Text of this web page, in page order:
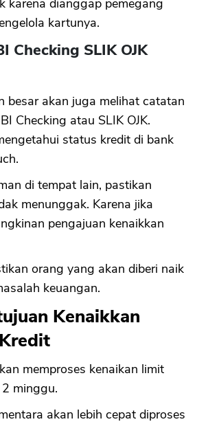
karena dianggap pemegang
kartunya.
Checking SLIK OJK
besar akan juga melihat catatan
Checking atau SLIK OJK.
status kredit di bank
di tempat lain, pastikan
menunggak. Karena jika
pengajuan kenaikkan
orang yang akan diberi naik
keuangan.
Kenaikkan
memproses kenaikan limit
minggu.
akan lebih cepat diproses